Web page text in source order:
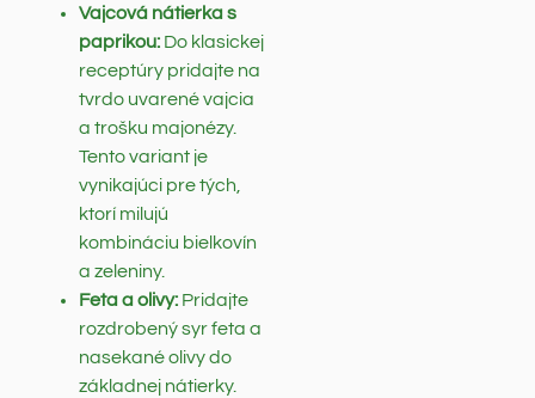
Vajcová nátierka s
paprikou: Do klasickej
receptúry pridajte na
tvrdo uvarené vajcia
a trošku majonézy.
Tento variant je
vynikajúci pre tých,
ktorí milujú
kombináciu bielkovín
a zeleniny.
Feta a olivy: Pridajte
rozdrobený syr feta a
nasekané olivy do
základnej nátierky.